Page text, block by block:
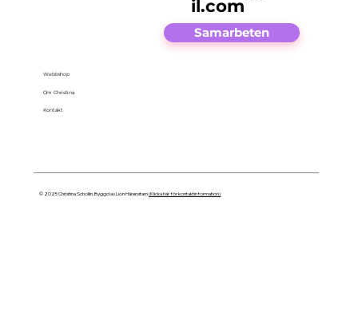
Webbshop
Om Christina
Kontakt
il.com
Samarbeten
© 2025 Christina Schollin. Byggd av Lion Härenstam(Klicka här för kontaktinformation)